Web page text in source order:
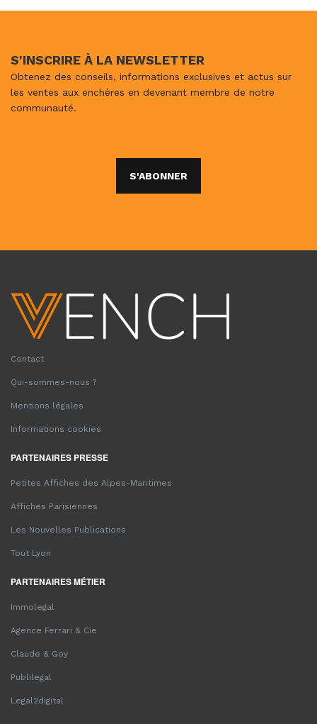
S'INSCRIRE À LA NEWSLETTER
Obtenez des conseils, informations exclusives et actus sur
les ventes aux enchères en devenant membre de notre
communauté.
S'ABONNER
Contact
Qui-sommes-nous ?
Mentions légales
Informations cookies
PARTENAIRES PRESSE
Petites Affiches des Alpes-Maritimes
Affiches Parisiennes
Les Nouvelles Publications
Tout Lyon
PARTENAIRES MÉTIER
Immolegal
Agence Ferrari & Cie
Claude & Goy
Publilegal
Legal2digital